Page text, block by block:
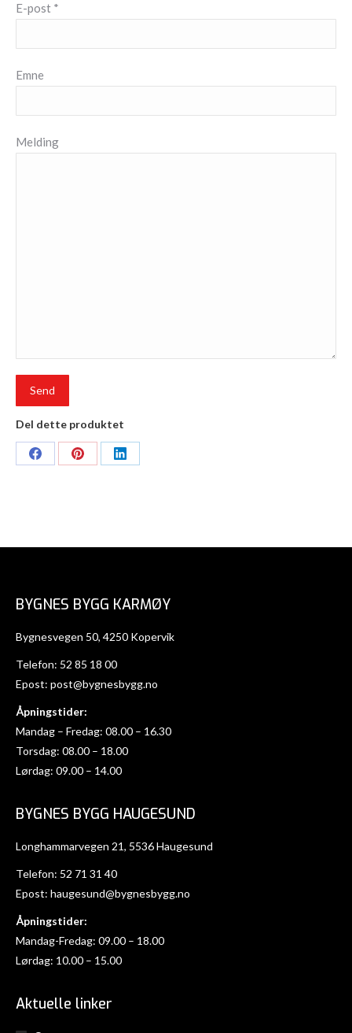
E-post *
Emne
Melding
Del dette produktet
Share
Share
Share
BYGNES BYGG KARMØY
Bygnesvegen 50, 4250 Kopervik
Telefon: 52 85 18 00
Epost: post@bygnesbygg.no
Åpningstider:
Mandag – Fredag: 08.00 – 16.30
Torsdag: 08.00 – 18.00
Lørdag: 09.00 – 14.00
BYGNES BYGG HAUGESUND
Longhammarvegen 21, 5536 Haugesund
Telefon: 52 71 31 40
Epost: haugesund@bygnesbygg.no
Åpningstider:
Mandag-Fredag: 09.00 – 18.00
Lørdag: 10.00 – 15.00
Aktuelle linker